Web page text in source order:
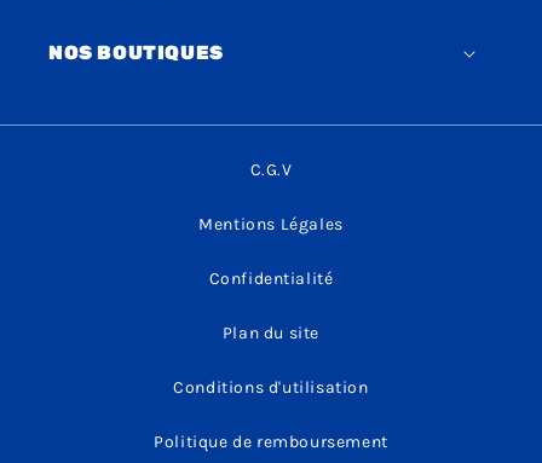
NOS BOUTIQUES
C.G.V
Mentions Légales
Confidentialité
Plan du site
Conditions d'utilisation
Politique de remboursement